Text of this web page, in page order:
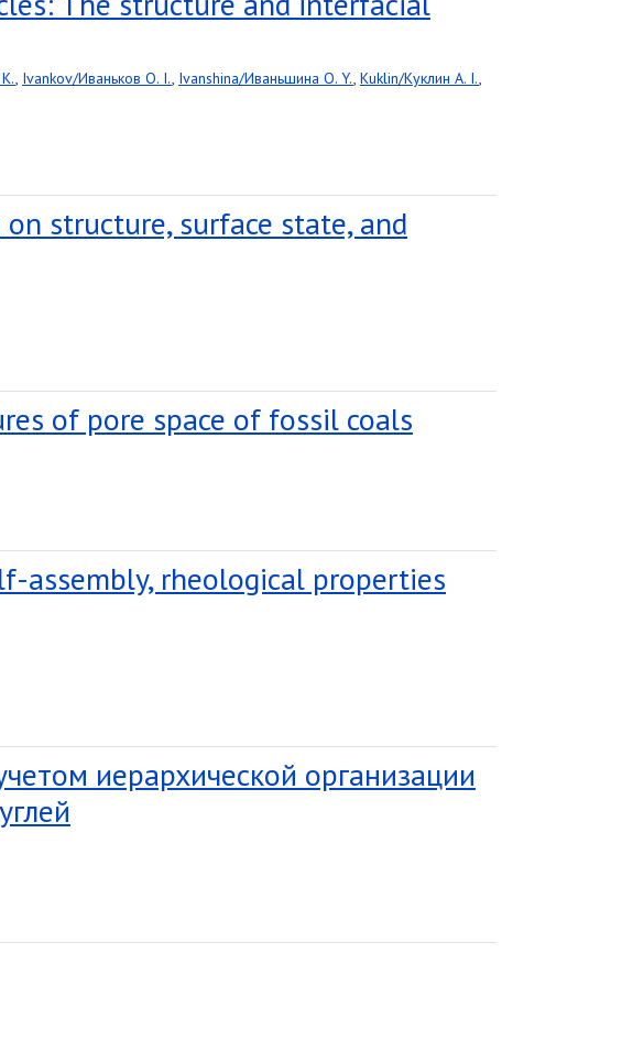
, Ivankov/Иваньков O. I., Ivanshina/Иваньшина O. Y., Kuklin/Куклин A. I.,
structure, surface state, and
of pore space of fossil coals
assembly, rheological properties
иерархической организации